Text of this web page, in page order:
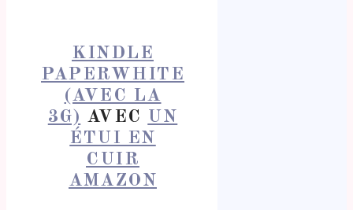
KINDLE
PAPERWHITE
(AVEC LA
3G) AVEC
UN
ÉTUI EN
CUIR
AMAZON